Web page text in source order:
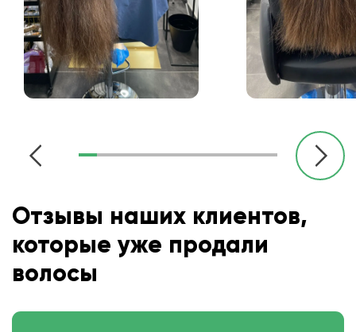
Отзывы наших клиентов,
которые уже продали
волосы